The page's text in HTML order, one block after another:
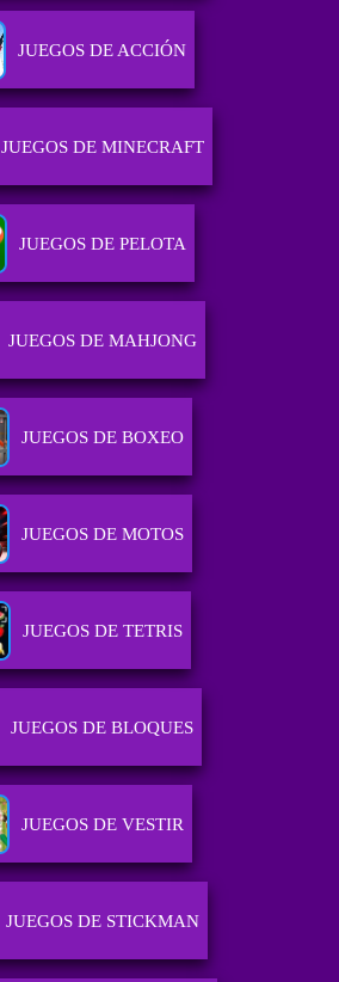
JUEGOS DE ACCIÓN
JUEGOS DE MINECRAFT
JUEGOS DE PELOTA
JUEGOS DE MAHJONG
JUEGOS DE BOXEO
JUEGOS DE MOTOS
JUEGOS DE TETRIS
JUEGOS DE BLOQUES
JUEGOS DE VESTIR
JUEGOS DE STICKMAN